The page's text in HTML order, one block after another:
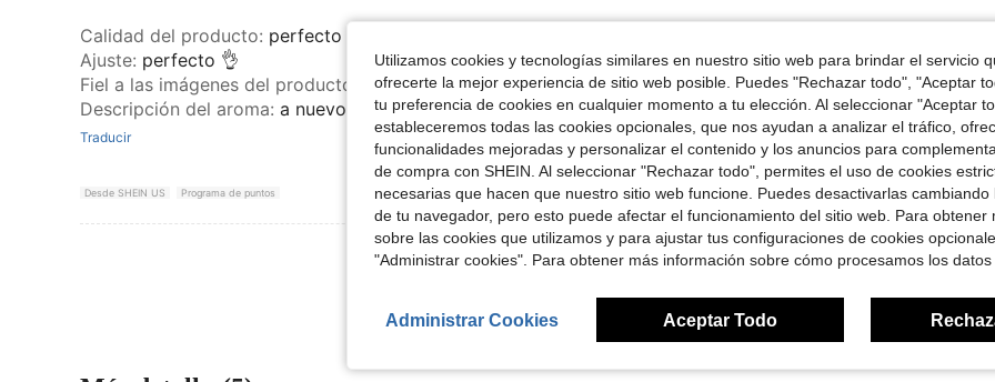
Calidad del producto: perfecto tal cual como en la foto
Ajuste: perfecto 👌
Fiel a las imágenes del producto
si exactamente el color igual todo
Descripción del aroma: a nuevo muy bien 👍
Traducir
Desde SHEIN US Programa de puntos Útil (0)
Ver Más Reseñas
Utilizamos cookies y tecnologías similares en nuestro sitio web para brindar el servicio
ofrecerte la mejor experiencia de sitio web posible. Puedes "Rechazar todo", "Aceptar
tu preferencia de cookies en cualquier momento a tu elección. Al seleccionar "Aceptar
estableceremos todas las cookies opcionales, que nos ayudan a analizar el tráfico,
funcionalidades mejoradas y personalizar el contenido y los anuncios para
de compra con SHEIN. Al seleccionar "Rechazar todo", permites el uso de cookies
necesarias que hacen que nuestro sitio web funcione. Puedes desactivarlas cambiando
de tu navegador, pero esto puede afectar el funcionamiento del sitio web. Para obtener
sobre las cookies que utilizamos y para ajustar tus configuraciones de cookies
"Administrar cookies". Para obtener más información sobre cómo procesamos los datos
Administrar Cookies Aceptar Todo